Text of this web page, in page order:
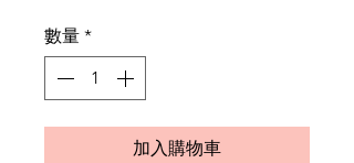
數量 *
加入購物車